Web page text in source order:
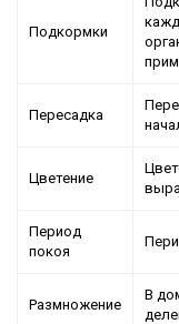
Подкормки
Пересадка
Цветение
Период
покоя
Размножение
В